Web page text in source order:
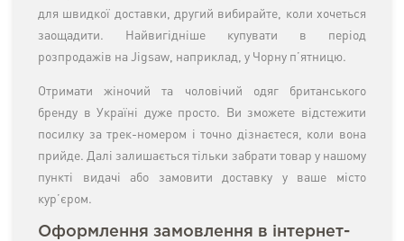
для швидкої доставки, другий вибирайте, коли хочеться
заощадити. Найвигідніше купувати в період
розпродажів на Jigsaw, наприклад, у Чорну п’ятницю.
Отримати жіночий та чоловічий одяг британського
бренду в Україні дуже просто. Ви зможете відстежити
посилку за трек-номером і точно дізнаєтеся, коли вона
прийде. Далі залишається тільки забрати товар у нашому
пункті видачі або замовити доставку у ваше місто
кур’єром.
Оформлення замовлення в інтернет-